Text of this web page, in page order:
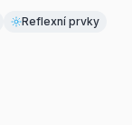
Reflexní prvky